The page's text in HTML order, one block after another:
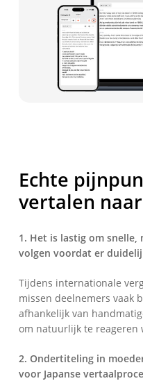
Echte
vertalen
1. Het is lastig om
volgen voordat er
Tijdens internationale
missen deelnemers vaak
afhankelijk van
om natuurlijk te reageren
2. Ondertiteling in
voor Japanse